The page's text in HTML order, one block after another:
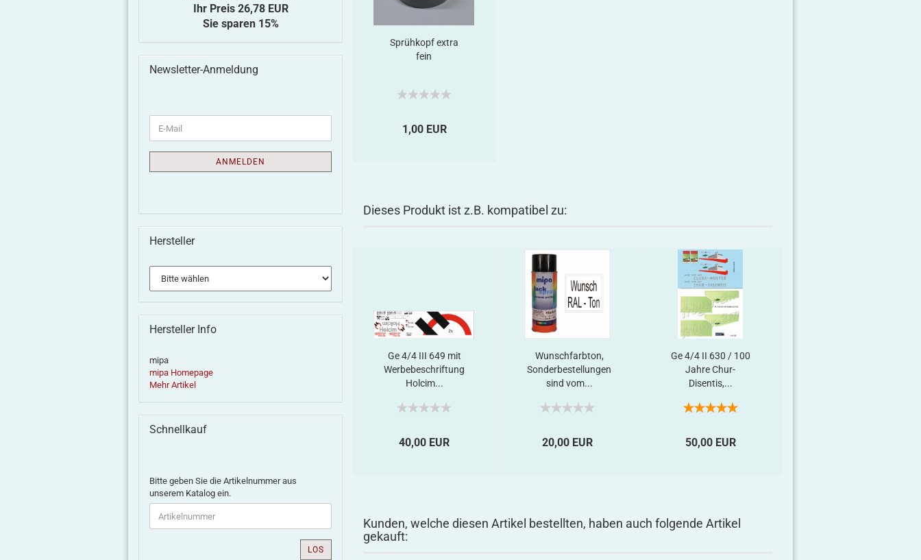
Sprühkopf extra
fein
1,00 EUR
Dieses Produkt ist z.B. kompatibel zu:
Ge 4/4 III 649 mit
Werbebeschriftung
Holcim...
40,00 EUR
Wunschfarbton,
Sonderbestellungen
sind vom...
20,00 EUR
Ge 4/4 II 630 / 100
Jahre Chur-
Disentis,...
50,00 EUR
Kunden, welche diesen Artikel bestellten, haben auch folgende Artikel
gekauft:
Ihr Preis 26,78 EUR
Sie sparen 15%
Newsletter-Anmeldung
ANMELDEN
Hersteller
Hersteller Info
mipa
mipa Homepage
Mehr Artikel
Schnellkauf
Bitte geben Sie die Artikelnummer aus
unserem Katalog ein.
LOS